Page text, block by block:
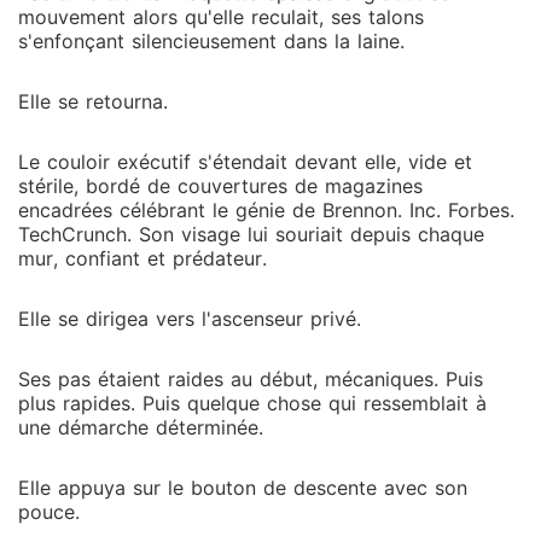
mouvement alors qu'elle reculait, ses talons
s'enfonçant silencieusement dans la laine.
Elle se retourna.
Le couloir exécutif s'étendait devant elle, vide et
stérile, bordé de couvertures de magazines
encadrées célébrant le génie de Brennon. Inc. Forbes.
TechCrunch. Son visage lui souriait depuis chaque
mur, confiant et prédateur.
Elle se dirigea vers l'ascenseur privé.
Ses pas étaient raides au début, mécaniques. Puis
plus rapides. Puis quelque chose qui ressemblait à
une démarche déterminée.
Elle appuya sur le bouton de descente avec son
pouce.